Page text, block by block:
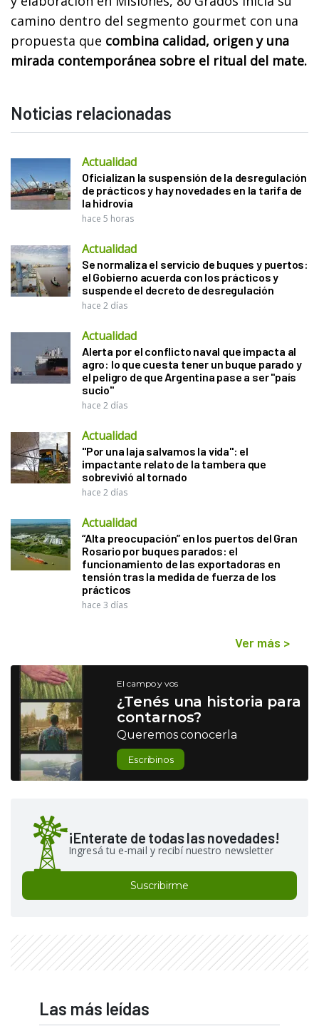
camino dentro del segmento gourmet con una
propuesta que combina calidad, origen y una
mirada contemporánea sobre el ritual del mate.
Noticias relacionadas
Actualidad
Oficializan la suspensión de la desregulación
de prácticos y hay novedades en la tarifa de
la hidrovía
hace 5 horas
Actualidad
Se normaliza el servicio de buques y puertos:
el Gobierno acuerda con los prácticos y
suspende el decreto de desregulación
hace 2 días
Actualidad
Alerta por el conflicto naval que impacta al
agro: lo que cuesta tener un buque parado y
el peligro de que Argentina pase a ser "país
sucio"
hace 2 días
Actualidad
"Por una laja salvamos la vida": el
impactante relato de la tambera que
sobrevivió al tornado
hace 2 días
Actualidad
“Alta preocupación” en los puertos del Gran
Rosario por buques parados: el
funcionamiento de las exportadoras en
tensión tras la medida de fuerza de los
prácticos
hace 3 días
Ver más >
El campo y vos
¿Tenés una historia para
contarnos?
Queremos conocerla
Escribinos
¡Enterate de todas las novedades!
Ingresá tu e-mail y recibí nuestro newsletter
Suscribirme
Las más leídas